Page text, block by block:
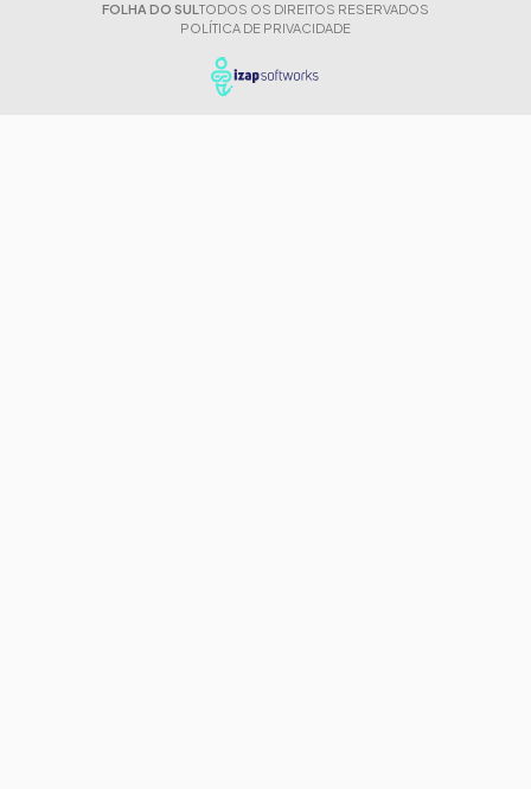
FOLHA DO SUL TODOS OS DIREITOS RESERVADOS
POLÍTICA DE PRIVACIDADE